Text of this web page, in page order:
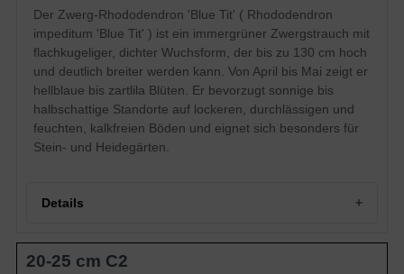
Blatt
Immergrün, eilänglich, ledrig, grüngrau
glänzend, bräunlich beschuppt, bis zu 1,5
cm lang
Frucht
Kapselfrucht
Blüte
Hellblaue bis zartlila Blüten
Blütezeit
April bis Mai
Rinde
Wurzeln
Flachwurzler
Standort
Eigenschaften
(Zwerg-Rhododendron 'Blue Tit')
bereichert Ihren Garten durch die
Der Zwerg-Rhododendron 'Blue Tit' ( Rhododendron
impeditum 'Blue Tit' ) ist ein immergrüner Zwergstrauch mit
flachkugeliger, dichter Wuchsform, der bis zu 130 cm hoch
und deutlich breiter werden kann. Von April bis Mai zeigt er
hellblaue bis zartlila Blüten. Er bevorzugt sonnige bis
halbschattige Standorte auf lockeren, durchlässigen und
feuchten, kalkfreien Böden und eignet sich besonders für
Stein- und Heidegärten.
Details
20-25 cm C2